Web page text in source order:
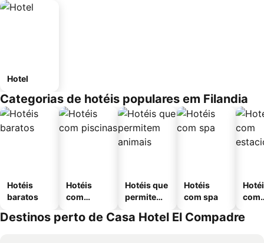
Hotel
Categorias de hotéis populares em Filandia
Hotéis
baratos
Hotéis
com
Hotéis que
permitem
Hotéis
com spa
com
Destinos perto de Casa Hotel El Compadre